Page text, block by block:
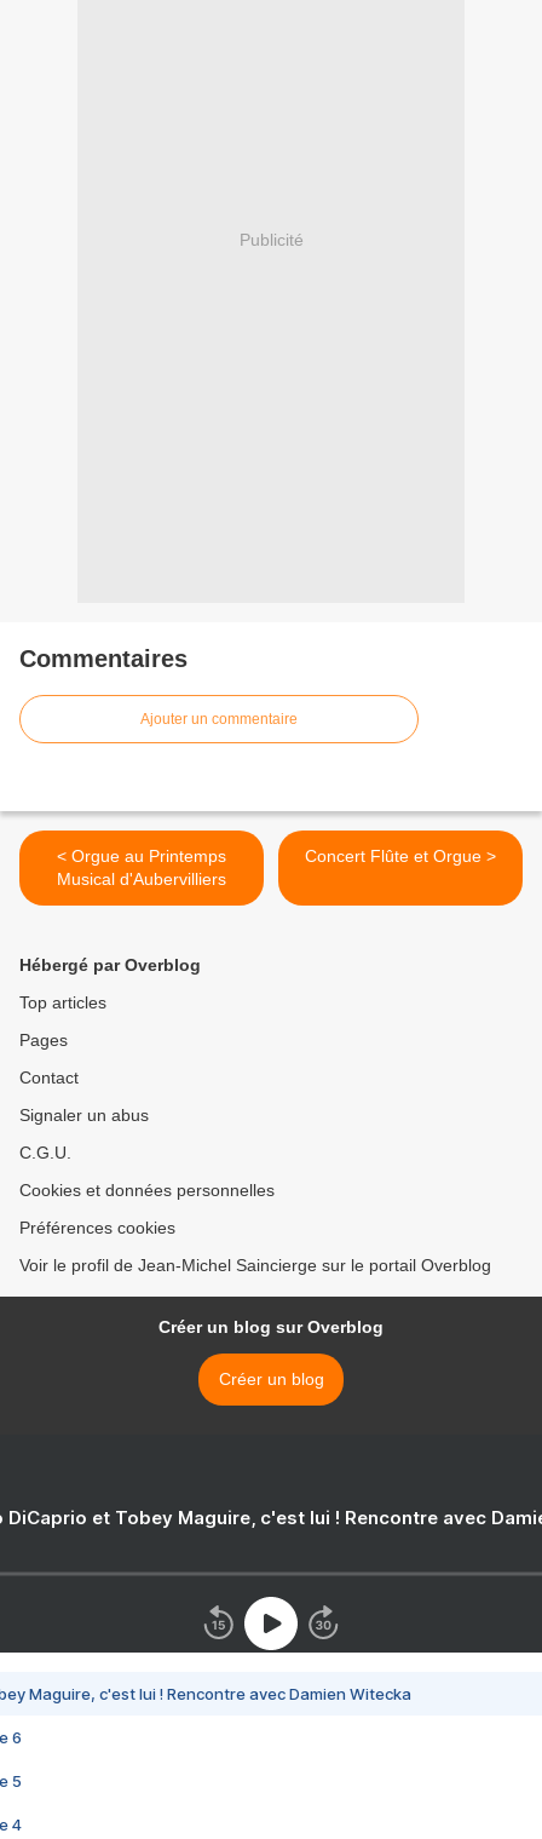
Publicité
Commentaires
Ajouter un commentaire
< Orgue au Printemps
Musical d'Aubervilliers
Concert Flûte et Orgue >
Hébergé par Overblog
Top articles
Pages
Contact
Signaler un abus
C.G.U.
Cookies et données personnelles
Préférences cookies
Voir le profil de Jean-Michel Saincierge sur le portail Overblog
Créer un blog sur Overblog
Créer un blog
DiCaprio et Tobey Maguire, c'est lui ! Rencontre avec
Maguire, c'est lui ! Rencontre avec Damien Witecka
6
5
4